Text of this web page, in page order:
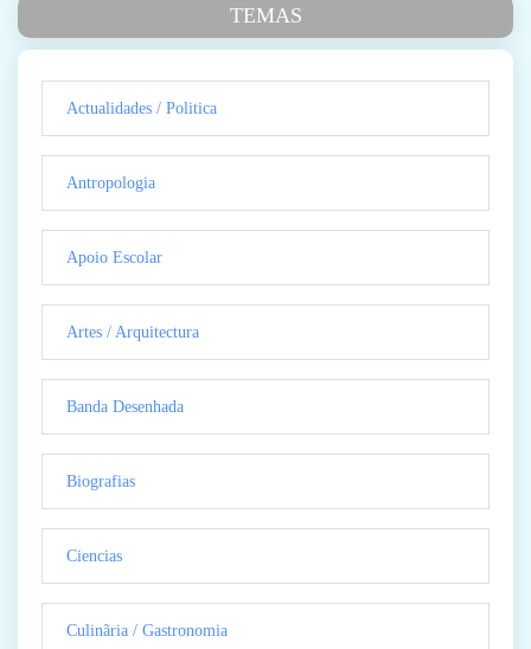
TEMAS
Actualidades / Politica
Antropologia
Apoio Escolar
Artes / Arquitectura
Banda Desenhada
Biografias
Ciencias
Culinãria / Gastronomia